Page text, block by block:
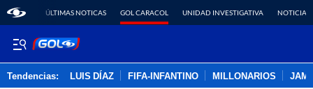
ÚLTIMAS NOTICAS GOL CARACOL UNIDAD INVESTIGATIVA NOTICIAS
Tendencias: LUIS DÍAZ FIFA-INFANTINO MILLONARIOS